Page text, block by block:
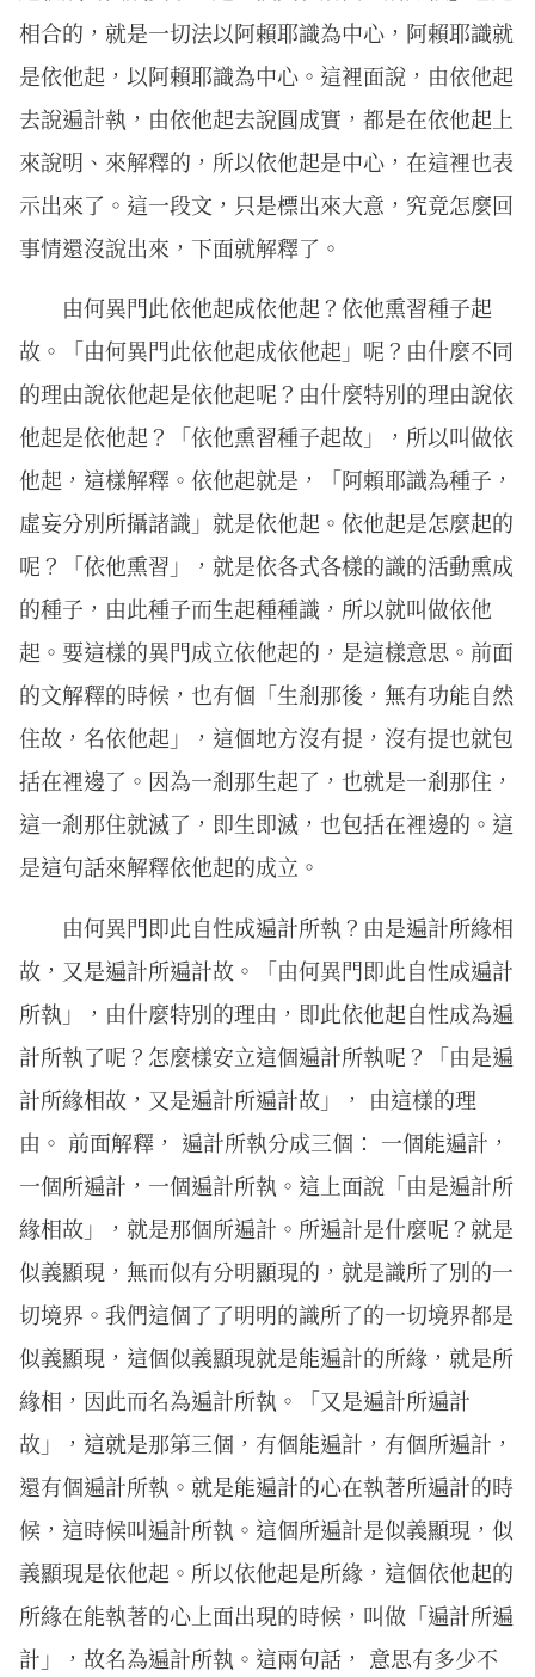
相合的，就是一切法以阿賴耶識為中心，阿賴耶識就
是依他起，以阿賴耶識為中心。這裡面說，由依他起
去說遍計執，由依他起去說圓成實，都是在依他起上
來說明、來解釋的，所以依他起是中心，在這裡也表
示出來了。這一段文，只是標出來大意，究竟怎麼回
事情還沒說出來，下面就解釋了。
由何異門此依他起成依他起？依他熏習種子起
故。「由何異門此依他起成依他起」呢？由什麼不同
的理由說依他起是依他起呢？由什麼特別的理由說依
他起是依他起？「依他熏習種子起故」，所以叫做依
他起，這樣解釋。依他起就是，「阿賴耶識為種子，
虛妄分別所攝諸識」就是依他起。依他起是怎麼起的
呢？「依他熏習」，就是依各式各樣的識的活動熏成
的種子，由此種子而生起種種識，所以就叫做依他
起。要這樣的異門成立依他起的，是這樣意思。前面
的文解釋的時候，也有個「生剎那後，無有功能自然
住故，名依他起」，這個地方沒有提，沒有提也就包
括在裡邊了。因為一剎那生起了，也就是一剎那住，
這一剎那住就滅了，即生即滅，也包括在裡邊的。這
是這句話來解釋依他起的成立。
由何異門即此自性成遍計所執？由是遍計所緣相
故，又是遍計所遍計故。「由何異門即此自性成遍計
所執」，由什麼特別的理由，即此依他起自性成為遍
計所執了呢？怎麼樣安立這個遍計所執呢？「由是遍
計所緣相故，又是遍計所遍計故」， 由這樣的理
由。 前面解釋， 遍計所執分成三個： 一個能遍計，
一個所遍計，一個遍計所執。這上面說「由是遍計所
緣相故」，就是那個所遍計。所遍計是什麼呢？就是
似義顯現，無而似有分明顯現的，就是識所了別的一
切境界。我們這個了了明明的識所了的一切境界都是
似義顯現，這個似義顯現就是能遍計的所緣，就是所
緣相，因此而名為遍計所執。「又是遍計所遍計
故」，這就是那第三個，有個能遍計，有個所遍計，
還有個遍計所執。就是能遍計的心在執著所遍計的時
候，這時候叫遍計所執。這個所遍計是似義顯現，似
義顯現是依他起。所以依他起是所緣，這個依他起的
所緣在能執著的心上面出現的時候，叫做「遍計所遍
計」，故名為遍計所執。這兩句話， 意思有多少不